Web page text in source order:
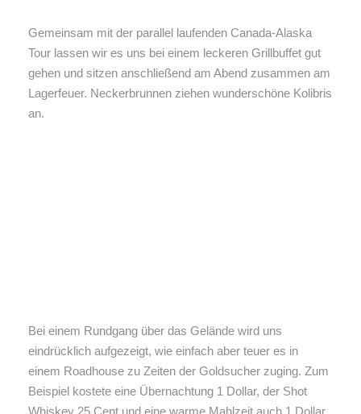
Gemeinsam mit der parallel laufenden Canada-Alaska
Tour lassen wir es uns bei einem leckeren Grillbuffet gut
gehen und sitzen anschließend am Abend zusammen am
Lagerfeuer. Neckerbrunnen ziehen wunderschöne Kolibris
an.
Bei einem Rundgang über das Gelände wird uns
eindrücklich aufgezeigt, wie einfach aber teuer es in
einem Roadhouse zu Zeiten der Goldsucher zuging. Zum
Beispiel kostete eine Übernachtung 1 Dollar, der Shot
Whiskey 25 Cent und eine warme Mahlzeit auch 1 Dollar.